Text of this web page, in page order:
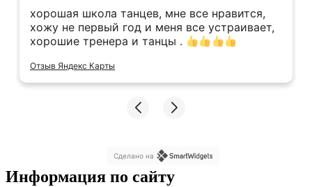
хорошая школа танцев, мне все нравится,
хожу не первый год и меня все устраивает,
хорошие тренера и танцы .
Отзыв Яндекс Карты
Сделано на
Информация по сайту